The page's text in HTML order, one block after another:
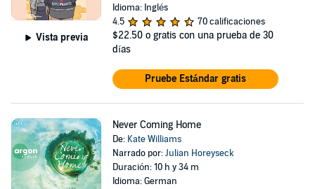
Vista previa
Idioma: Inglés
4.5
70 calificaciones
$22.50 o gratis con una prueba de 30
días
Pruebe Estándar gratis
Never Coming Home
De: Kate Williams
Narrado por:Julian Horeyseck
Duración: 10 h y 34 m
Idioma: German